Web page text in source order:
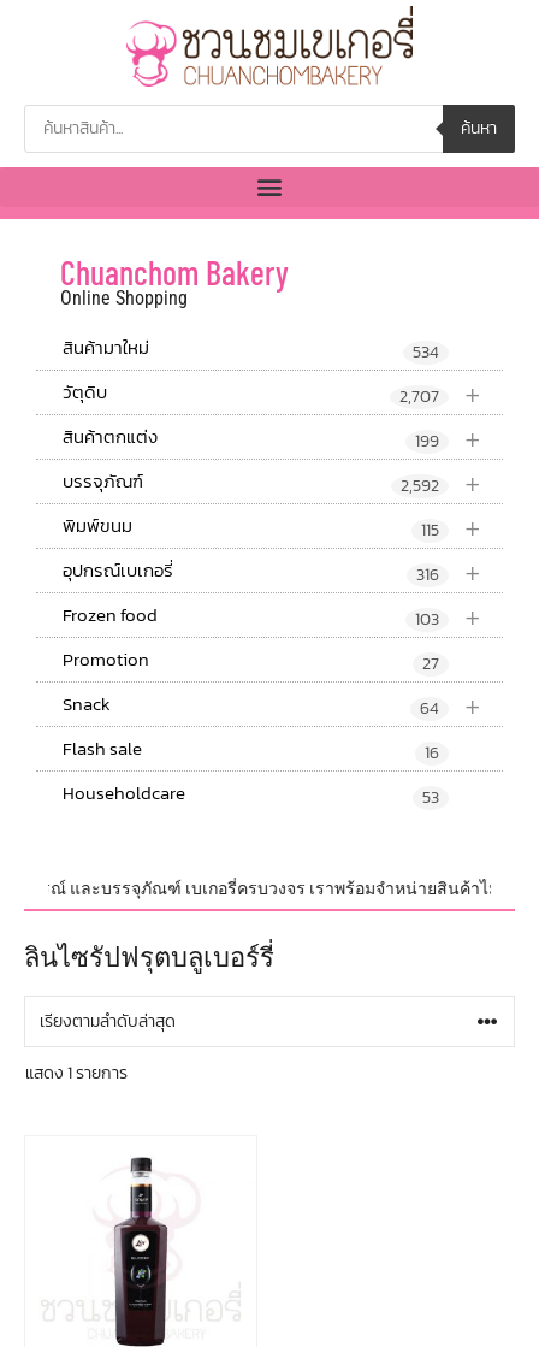
ค้นหา
Chuanchom Bakery
Online Shopping
สินค้ามาใหม่ 534
+
วัตุดิบ 2,707
+
สินค้าตกแต่ง 199
+
บรรจุภัณฑ์ 2,592
+
พิมพ์ขนม 115
+
อุปกรณ์เบเกอรี่ 316
+
Frozen food 103
Promotion 27
+
Snack 64
Flash sale 16
Householdcare 53
ปกรณ์ และบรรจุภัณฑ์ เบเกอรี่ครบวงจร เราพร้อมจำหน่ายสินค้าไม่จำกั
ลินไซรัปฟรุตบลูเบอร์รี่
แสดง 1 รายการ